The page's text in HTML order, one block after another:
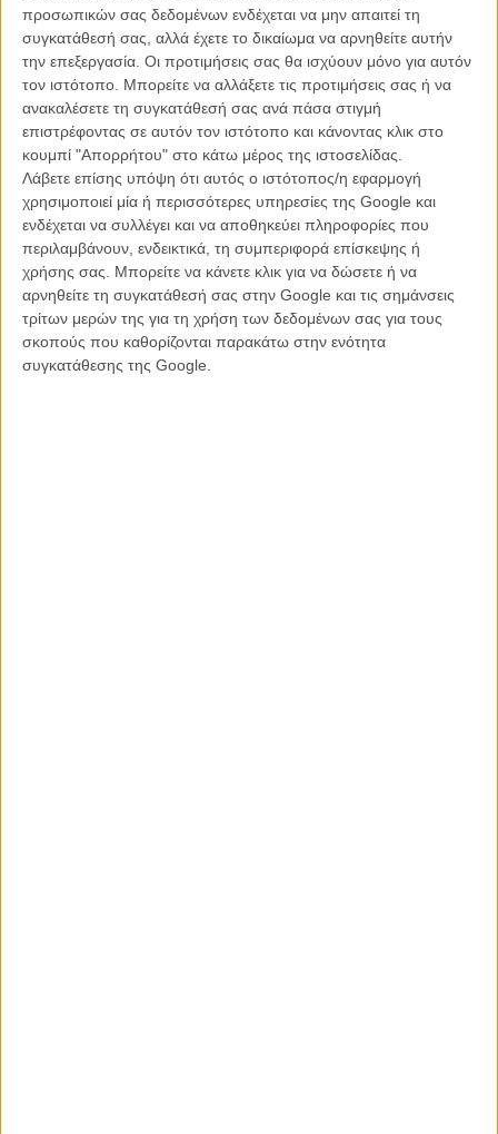
προσωπικών σας δεδομένων ενδέχεται να μην απαιτεί τη
συγκατάθεσή σας, αλλά έχετε το δικαίωμα να αρνηθείτε αυτήν
την επεξεργασία. Οι προτιμήσεις σας θα ισχύουν μόνο για αυτόν
τον ιστότοπο. Μπορείτε να αλλάξετε τις προτιμήσεις σας ή να
ανακαλέσετε τη συγκατάθεσή σας ανά πάσα στιγμή
επιστρέφοντας σε αυτόν τον ιστότοπο και κάνοντας κλικ στο
κουμπί "Απορρήτου" στο κάτω μέρος της ιστοσελίδας.
Λάβετε επίσης υπόψη ότι αυτός ο ιστότοπος/η εφαρμογή
χρησιμοποιεί μία ή περισσότερες υπηρεσίες της Google και
ενδέχεται να συλλέγει και να αποθηκεύει πληροφορίες που
περιλαμβάνουν, ενδεικτικά, τη συμπεριφορά επίσκεψης ή
χρήσης σας. Μπορείτε να κάνετε κλικ για να δώσετε ή να
αρνηθείτε τη συγκατάθεσή σας στην Google και τις σημάνσεις
τρίτων μερών της για τη χρήση των δεδομένων σας για τους
σκοπούς που καθορίζονται παρακάτω στην ενότητα
συγκατάθεσης της Google.
Α' ΓΥΝΑΙΚΕΙΟ- ΔΡΑΜΑ
Εϊμι Ανταμς για το «Arrival»
Τζέσικα Τσαστέιν για το «Miss Sloane»
Ιζαμπέλ Ιπέρ για το «Elle»
Ρουθ Νέγκα για το «Loving»
Νάταλι Πόρτμαν για το «Jackie»